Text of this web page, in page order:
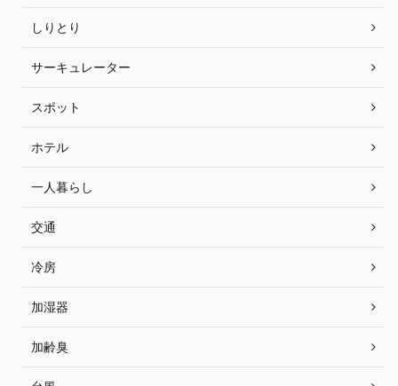
しりとり
サーキュレーター
スポット
ホテル
一人暮らし
交通
冷房
加湿器
加齢臭